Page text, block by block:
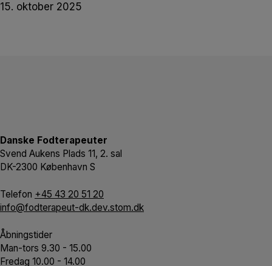
15. oktober 2025
Danske Fodterapeuter
Svend Aukens Plads 11, 2. sal
DK-2300 København S
Telefon +45 43 20 51 20
info@fodterapeut-dk.dev.stom.dk
Åbningstider
Man-tors 9.30 - 15.00
Fredag 10.00 - 14.00